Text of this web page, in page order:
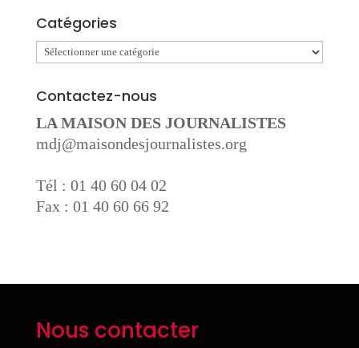
Catégories
Catégories
Contactez-nous
LA MAISON DES JOURNALISTES
mdj@maisondesjournalistes.org
Tél : 01 40 60 04 02
Fax : 01 40 60 66 92
Nous contacter